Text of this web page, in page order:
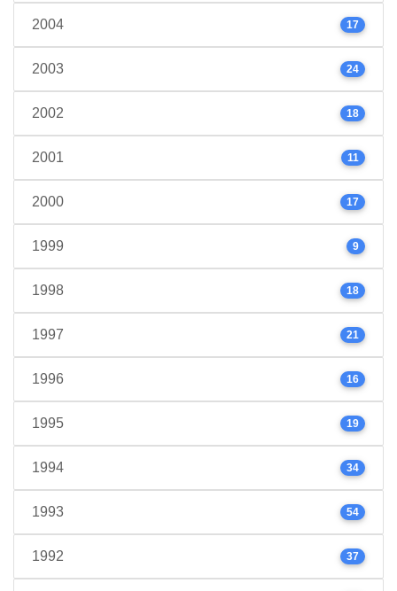
2004 17
2003 24
2002 18
2001 11
2000 17
1999 9
1998 18
1997 21
1996 16
1995 19
1994 34
1993 54
1992 37